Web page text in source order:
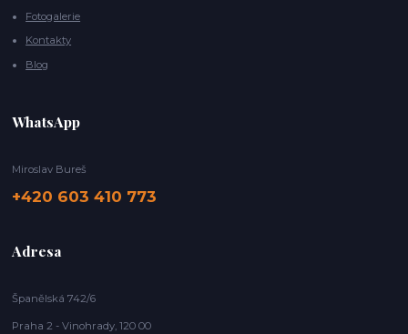
Fotogalerie
Kontakty
Blog
WhatsApp
Miroslav Bureš
+420 603 410 773
Adresa
Španělská 742/6
Praha 2 - Vinohrady, 120 00